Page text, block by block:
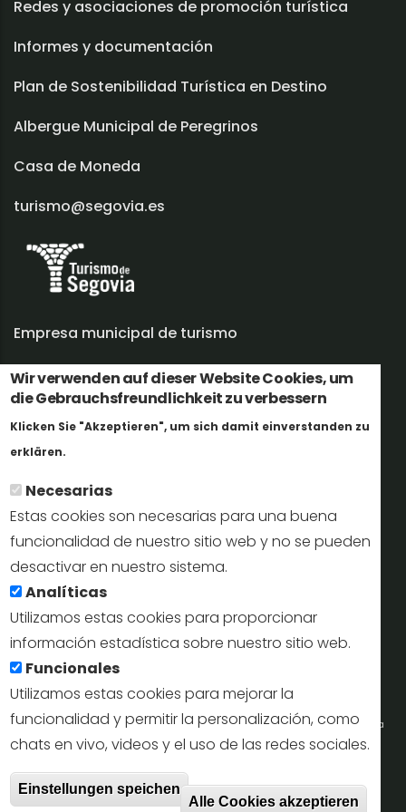
Wir verwenden auf dieser Website Cookies, um
die Gebrauchsfreundlichkeit zu verbessern
Klicken Sie "Akzeptieren", um sich damit einverstanden zu
erklären.
Necesarias
Estas cookies son necesarias para una buena
funcionalidad de nuestro sitio web y no se pueden
desactivar en nuestro sistema.
Analíticas
Utilizamos estas cookies para proporcionar
información estadística sobre nuestro sitio web.
Funcionales
Utilizamos estas cookies para mejorar la
funcionalidad y permitir la personalización, como
chats en vivo, videos y el uso de las redes sociales.
Einstellungen speichen
Alle Cookies akzeptieren
Redes y asociaciones de promoción turística
Informes y documentación
Plan de Sostenibilidad Turística en Destino
Albergue Municipal de Peregrinos
Casa de Moneda
turismo@segovia.es
Empresa municipal de turismo
Trabaja con nosotros
Perfil del contratante
Oficinas de Turismo
reservas@turismodesegovia.com
info@turismodesegovia.com
Aviso legal |
Portal de la Concejalía de Turismo (Ayuntamiento de Segovia) y la Empresa
Municipal de Turismo de Segovia © 2022
Todos los derechos reservados.